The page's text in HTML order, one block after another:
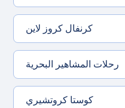
كرنفال كروز لاين
رحلات المشاهير البحرية
كوستا كروتشيري